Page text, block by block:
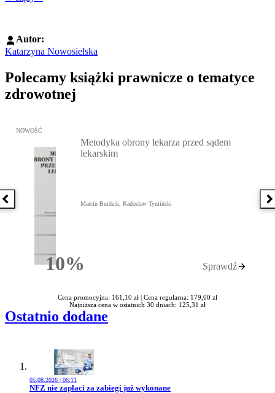
Autor:
Katarzyna Nowosielska
Polecamy książki prawnicze o tematyce
zdrowotnej
Poprzednia książka
Przejdź do: Metodyka obrony lekarza przed sądem lekarskim,
NOWOŚĆ
10%Rabatu
Metodyka obrony lekarza przed sądem
lekarskim
Marcin Burdzik, Radosław Tymiński
Sprawdź
Cena promocyjna: 161,10 zł | Cena regularna: 179,00 zł
Najniższa cena w ostatnich 30 dniach: 125,31 zł
Ostatnio dodane
05.08.2026 | 06:11
Przejdź do artykułu:
NFZ nie zapłaci za zabiegi już wykonane